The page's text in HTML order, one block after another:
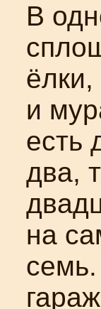
В
и
есть
два,
на